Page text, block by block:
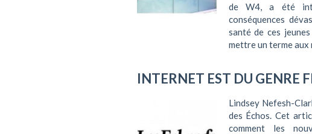
de W4, a été
conséquences
santé de ces
mettre un terme aux
INTERNET EST DU GENRE
Lindsey Nefesh-
des Échos. Cet
comment les